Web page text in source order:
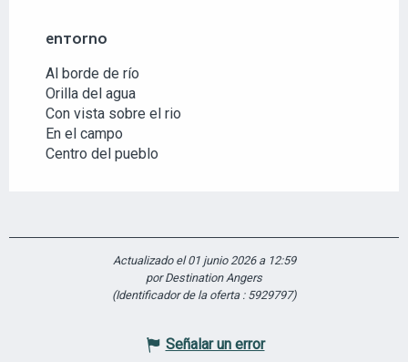
ENTORNO
ENTORNO
Al borde de río
Orilla del agua
Con vista sobre el rio
En el campo
Centro del pueblo
Actualizado el 01 junio 2026 a 12:59
por Destination Angers
(Identificador de la oferta : 5929797)
Señalar un error